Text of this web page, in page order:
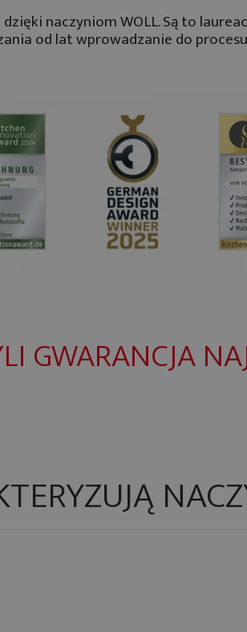
naczyniom WOLL. Są to
od lat wprowadzanie do
GWARANCJA